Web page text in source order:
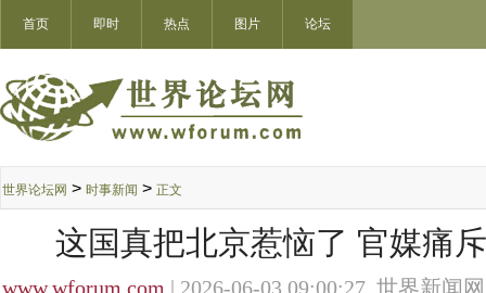
首页 即时 热点 图片 论坛
世界论坛网 > 时事新闻 > 正文
这国真把北京惹恼了 官媒痛
www.wforum.com | 2026-06-03 09:00:27 世界新闻